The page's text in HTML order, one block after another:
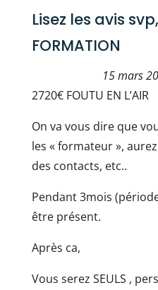
Lisez les avis svp,
FORMATION
15 mars
2720€ FOUTU EN L’AIR
On va vous dire que
les « formateur »,
des contacts, etc..
Pendant 3mois
être présent.
Après ca,
Vous serez SEULS ,